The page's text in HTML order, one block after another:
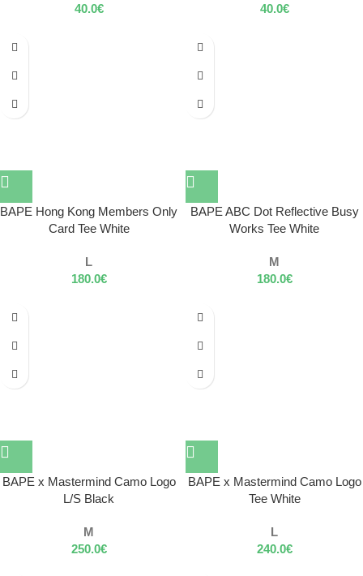
40.0€
40.0€
BAPE Hong Kong Members Only
Card Tee White
L
180.0€
BAPE ABC Dot Reflective Busy
Works Tee White
M
180.0€
BAPE x Mastermind Camo Logo
L/S Black
M
250.0€
BAPE x Mastermind Camo Logo
Tee White
L
240.0€